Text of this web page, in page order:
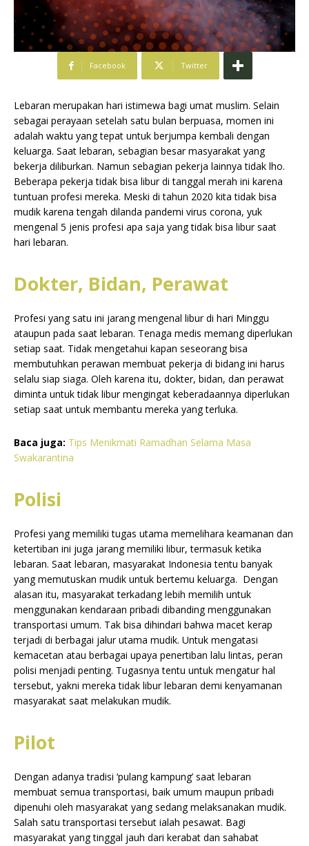
Facebook Twitter
Lebaran merupakan hari istimewa bagi umat muslim. Selain
sebagai perayaan setelah satu bulan berpuasa, momen ini
adalah waktu yang tepat untuk berjumpa kembali dengan
keluarga. Saat lebaran, sebagian besar masyarakat yang
bekerja diliburkan. Namun sebagian pekerja lainnya tidak lho.
Beberapa pekerja tidak bisa libur di tanggal merah ini karena
tuntuan profesi mereka. Meski di tahun 2020 kita tidak bisa
mudik karena tengah dilanda pandemi virus corona, yuk
mengenal 5 jenis profesi apa saja yang tidak bisa libur saat
hari lebaran.
Dokter, Bidan, Perawat
Profesi yang satu ini jarang mengenal libur di hari Minggu
ataupun pada saat lebaran. Tenaga medis memang diperlukan
setiap saat. Tidak mengetahui kapan seseorang bisa
membutuhkan perawan membuat pekerja di bidang ini harus
selalu siap siaga. Oleh karena itu, dokter, bidan, dan perawat
diminta untuk tidak libur mengingat keberadaannya diperlukan
setiap saat untuk membantu mereka yang terluka.
Baca juga: Tips Menikmati Ramadhan Selama Masa
Swakarantina
Polisi
Profesi yang memiliki tugas utama memelihara keamanan dan
ketertiban ini juga jarang memiliki libur, termasuk ketika
lebaran. Saat lebaran, masyarakat Indonesia tentu banyak
yang memutuskan mudik untuk bertemu keluarga. Dengan
alasan itu, masyarakat terkadang lebih memilih untuk
menggunakan kendaraan pribadi dibanding menggunakan
transportasi umum. Tak bisa dihindari bahwa macet kerap
terjadi di berbagai jalur utama mudik. Untuk mengatasi
kemacetan atau berbagai upaya penertiban lalu lintas, peran
polisi menjadi penting. Tugasnya tentu untuk mengatur hal
tersebut, yakni mereka tidak libur lebaran demi kenyamanan
masyarakat saat melakukan mudik.
Pilot
Dengan adanya tradisi ‘pulang kampung’ saat lebaran
membuat semua transportasi, baik umum maupun pribadi
dipenuhi oleh masyarakat yang sedang melaksanakan mudik.
Salah satu transportasi tersebut ialah pesawat. Bagi
masyarakat yang tinggal jauh dari kerabat dan sahabat